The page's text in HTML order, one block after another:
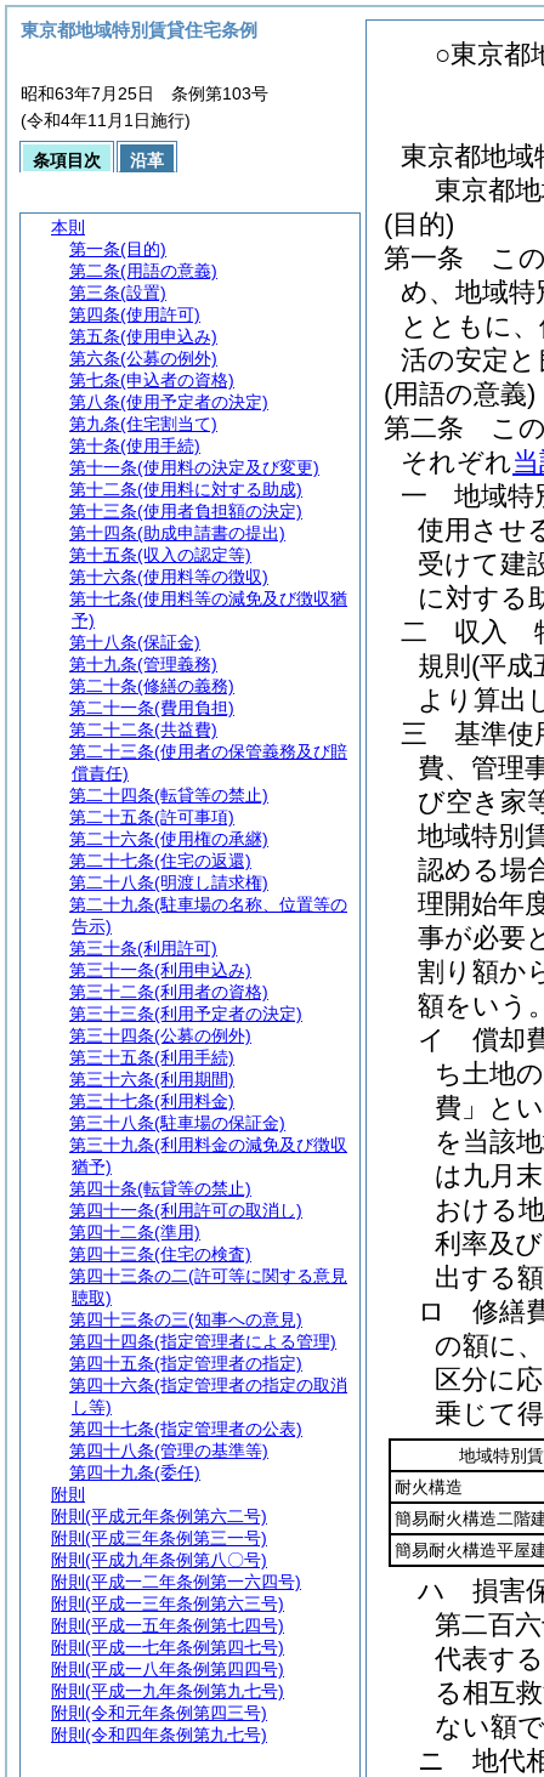
○東京都
東京都地
東京都
(目的)
第一条
こ
め、地域
とともに
活の安定
(用語の意義)
第二条
こ
それぞれ
一
地域
使用させ
受けて建
に対する
二
収入
規則 (平成
より算出
三
基準
費、管理
び空き家
地域特別
認める場
理開始年
事が必要
割り額か
額をいう
イ
償却
ち土地
費」と
を当該
は九月
おける
利率及
出する
ロ
修繕
の額に、
区分に
乗じて
地域特別
耐火構造
簡易耐火構造二階
簡易耐火構造平屋
ハ
損害
第二百
代表す
る相互
ない額
ニ
地代
東京都地域特別賃貸住宅条例
昭和63年7月25日 条例第103号
(令和4年11月1日施行)
条項目次 沿革
本則
第一条(目的)
第二条(用語の意義)
第三条(設置)
第四条(使用許可)
第五条(使用申込み)
第六条(公募の例外)
第七条(申込者の資格)
第八条(使用予定者の決定)
第九条(住宅割当て)
第十条(使用手続)
第十一条(使用料の決定及び変更)
第十二条(使用料に対する助成)
第十三条(使用者負担額の決定)
第十四条(助成申請書の提出)
第十五条(収入の認定等)
第十六条(使用料等の徴収)
第十七条(使用料等の減免及び徴収猶
予)
第十八条(保証金)
第十九条(管理義務)
第二十条(修繕の義務)
第二十一条(費用負担)
第二十二条(共益費)
第二十三条(使用者の保管義務及び賠
償責任)
第二十四条(転貸等の禁止)
第二十五条(許可事項)
第二十六条(使用権の承継)
第二十七条(住宅の返還)
第二十八条(明渡し請求権)
第二十九条(駐車場の名称、位置等の
告示)
第三十条(利用許可)
第三十一条(利用申込み)
第三十二条(利用者の資格)
第三十三条(利用予定者の決定)
第三十四条(公募の例外)
第三十五条(利用手続)
第三十六条(利用期間)
第三十七条(利用料金)
第三十八条(駐車場の保証金)
第三十九条(利用料金の減免及び徴収
猶予)
第四十条(転貸等の禁止)
第四十一条(利用許可の取消し)
第四十二条(準用)
第四十三条(住宅の検査)
第四十三条の二(許可等に関する意見
聴取)
第四十三条の三(知事への意見)
第四十四条(指定管理者による管理)
第四十五条(指定管理者の指定)
第四十六条(指定管理者の指定の取消
し等)
第四十七条(指定管理者の公表)
第四十八条(管理の基準等)
第四十九条(委任)
附則
附則 (平成元年条例第六二号)
附則 (平成三年条例第三一号)
附則 (平成九年条例第八〇号)
附則 (平成一二年条例第一六四号)
附則 (平成一三年条例第六三号)
附則 (平成一五年条例第七四号)
附則 (平成一七年条例第四七号)
附則 (平成一八年条例第四四号)
附則 (平成一九年条例第九七号)
附則 (令和元年条例第四三号)
附則 (令和四年条例第九七号)